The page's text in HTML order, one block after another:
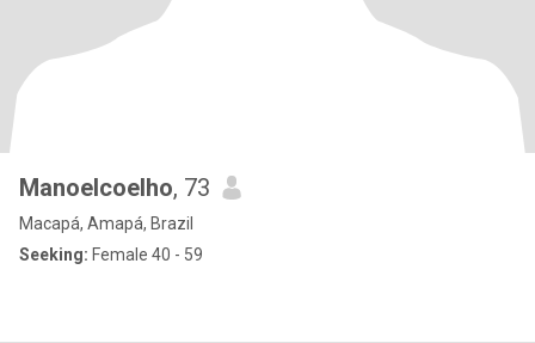
Manoelcoelho, 73
Macapá, Amapá, Brazil
Seeking: Female 40 - 59